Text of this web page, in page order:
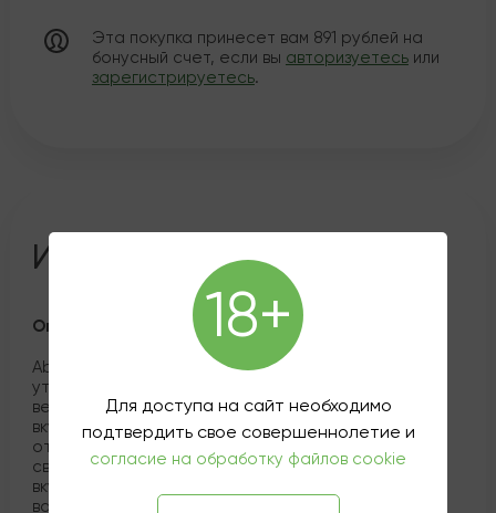
Эта покупка принесет вам 891 рублей на
бонусный счет, если вы авторизуетесь или
зарегистрируетесь.
Информация о товаре
Описание
Abrikon Gold Edition Apricot Brandy — это
утончённый абрикосовый бренди, предлагающий
великолепное сочетание фруктового сладкого
вкуса и сложных ароматов. Изготовленный из
отборных абрикосов, этот бренди выделяется
своей насыщенной, мягкой текстурой и глубоким
вкусом, насыщенным нотами зрелых абрикосов,
ванили и лёгких пряностей. Вкус имеет сладкие
18+
Для доступа на сайт необходимо
подтвердить свое совершеннолетие и
согласие на обработку файлов cookie